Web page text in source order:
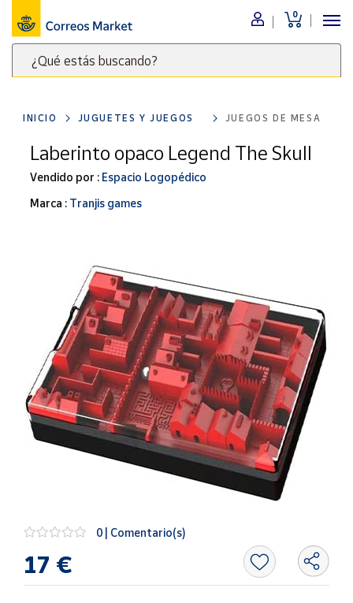
0
¿Qué estás buscando?
clave
para
buscar
productos
Menú
Nuestro
catálogo
Alimentación
Bebidas
Ocio y cultura
Juguetes y
Merchandising
Artesanía
Oficina y
Papelería
Para Canarias,
Ceuta y Melilla
Cultural
INICIO JUGUETES Y JUEGOS JUEGOS DE MESA
Laberinto opaco Legend The Skull
Vendido por : Espacio Logopédico
Marca : Tranjis games
0 | Comentario(s)
17 €